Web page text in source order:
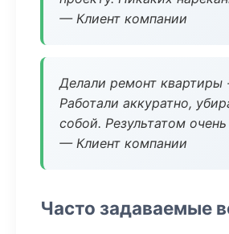
— Клиент компании
Делали ремонт квартиры
Работали аккуратно,
собой. Результатом
— Клиент компании
Часто задаваемые